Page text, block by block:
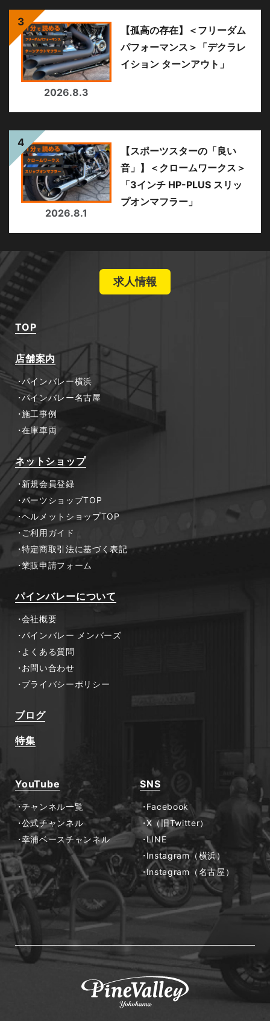
2026.8.3
【孤高の存在】＜フリーダム
パフォーマンス＞「デクラレ
イション ターンアウト」
2026.8.1
【スポーツスターの「良い
音」】＜クロームワークス＞
「3インチ HP-PLUS スリッ
プオンマフラー」
求人情報
TOP
店舗案内
パインバレー横浜
パインバレー名古屋
施工事例
在庫車両
ネットショップ
新規会員登録
パーツショップTOP
ヘルメットショップTOP
ご利用ガイド
特定商取引法に基づく表記
業販申請フォーム
パインバレーについて
会社概要
パインバレー メンバーズ
よくある質問
お問い合わせ
プライバシーポリシー
ブログ
特集
YouTube
チャンネル一覧
公式チャンネル
幸浦ベースチャンネル
SNS
Facebook
X（旧Twitter）
LINE
Instagram（横浜）
Instagram（名古屋）